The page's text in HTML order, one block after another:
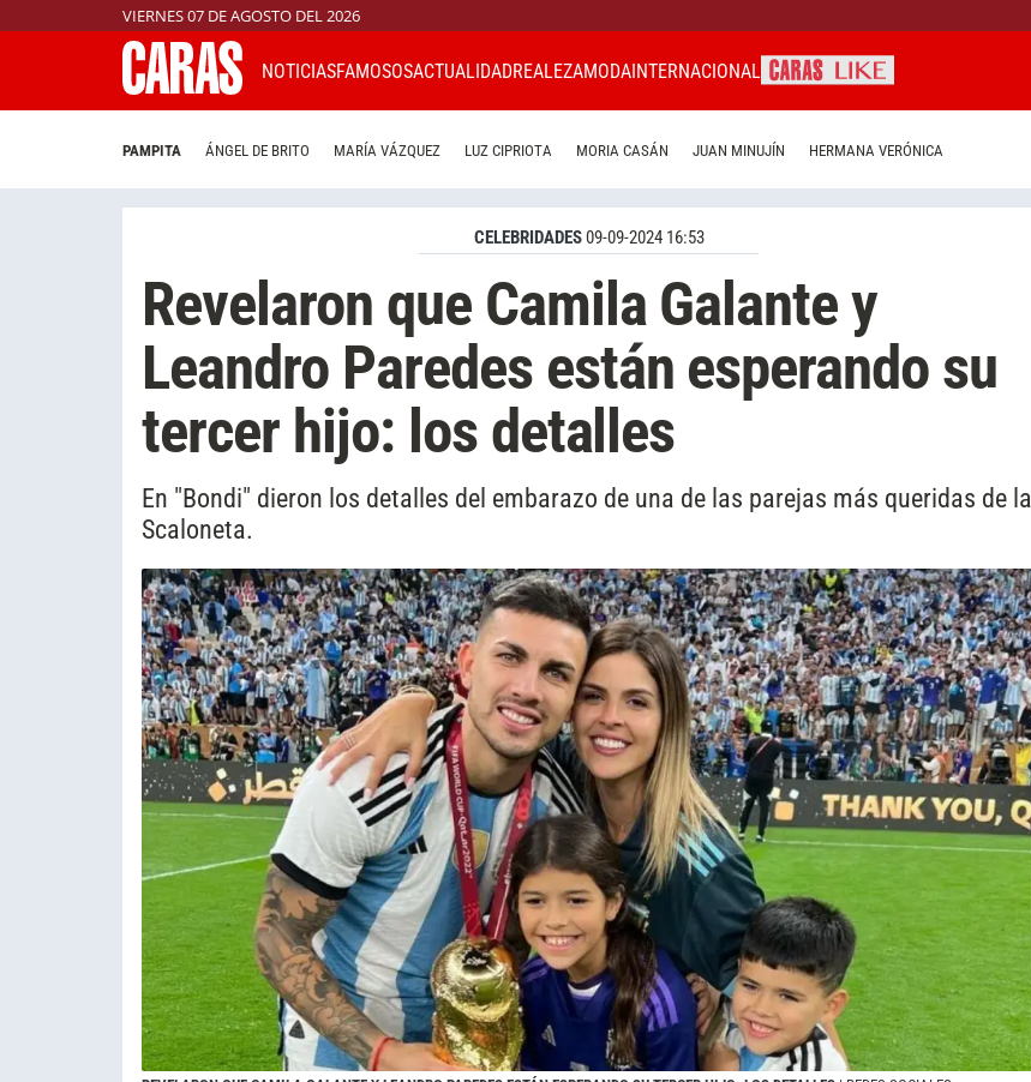
VIERNES 07 DE AGOSTO DEL 2026
NOTICIASFAMOSOSACTUALIDADREALEZAMODAINTERNACIONAL
PAMPITA ÁNGEL DE BRITO MARÍA VÁZQUEZ LUZ CIPRIOTA MORIA CASÁN JUAN MINUJÍN HERMANA VERÓNICA
CELEBRIDADES09-09-2024 16:53
Revelaron que Camila Galante y
Leandro Paredes están esperando su
tercer hijo: los detalles
En "Bondi" dieron los detalles del embarazo de una de las parejas más queridas de la
Scaloneta.